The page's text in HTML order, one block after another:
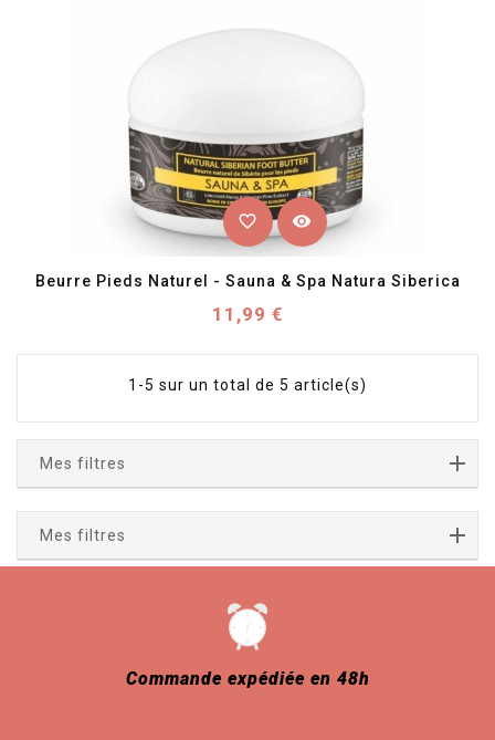
favorite_border visibility
Beurre Pieds Naturel - Sauna & Spa Natura Siberica
Prix
11,99 €
1-5 sur un total de 5 article(s)
Mes filtres
Mes filtres
expédiée en 48h